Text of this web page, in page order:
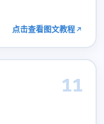
点击查看图文教程
11